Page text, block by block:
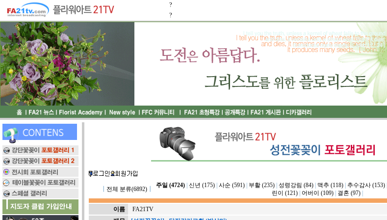
?
?
전체 분류(6892)┃
주일 (4724)| 신년 (175)| 사순 (591)| 부활 (235)| 성령강림 (84)| 맥추 (118)| 추수감사 (153)|
린이 (121)| 어버이 (109)| 결혼 (97)|
이름 FA21TV